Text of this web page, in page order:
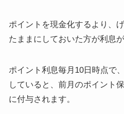
ポイントを現金化するより、
たままにしておいた方が利息
ポイント利息毎月10日時点で
していると、前月のポイント
に付与されます。